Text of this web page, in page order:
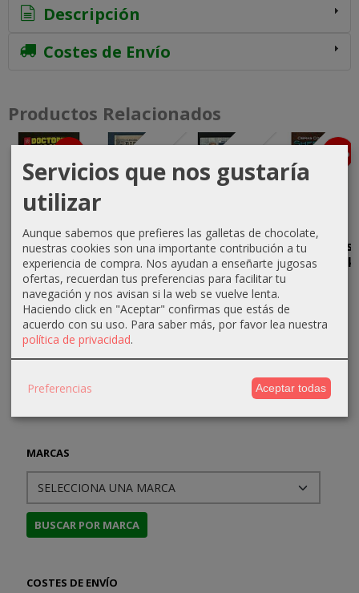
MARCAS
COSTES DE ENVÍO
Descripción
Costes de Envío
Productos Relacionados
Doctores de
lo Oculto,
siete
novelas...
28,50 €
30,00 €
Agotado
La Rata
Gigante de
Sumatra en
el...
5,00 €
Agotado
Sherlock
Holmes y el
"Gang" de
los...
12,00 €
Agotado -5 %
Obras
completas
de Sherlock
24,95 €
Servicios que nos gustaría
utilizar
Aunque sabemos que prefieres las galletas de chocolate,
nuestras cookies son una importante contribución a tu
experiencia de compra. Nos ayudan a enseñarte jugosas
ofertas, recuerdan tus preferencias para facilitar tu
navegación y nos avisan si la web se vuelve lenta.
Haciendo click en "Aceptar" confirmas que estás de
acuerdo con su uso. Para saber más, por favor lea nuestra
política de privacidad.
Preferencias Aceptar todas